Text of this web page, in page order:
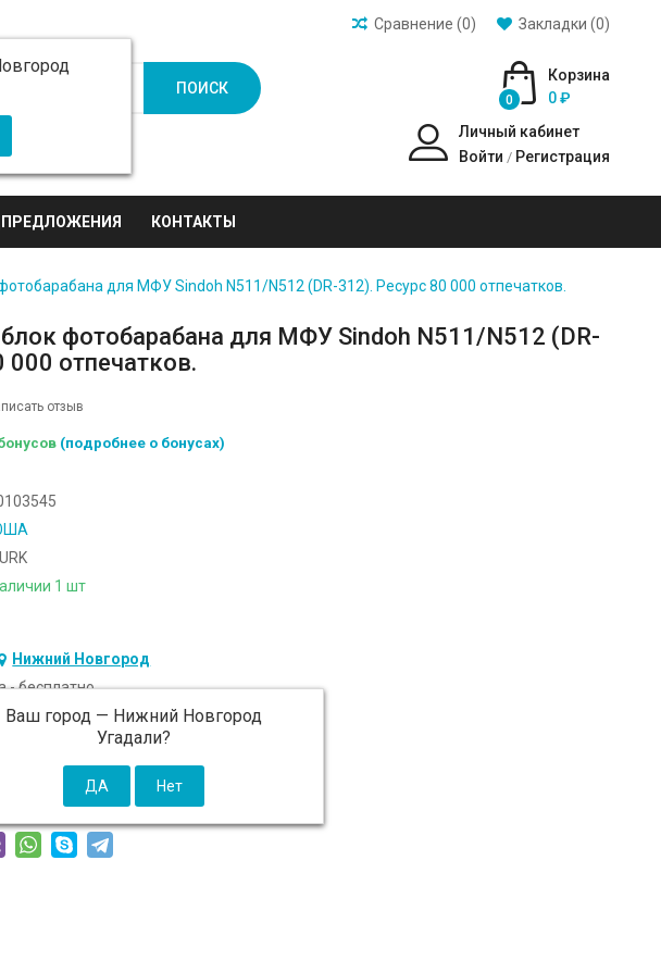
Закладки (0)
Сравнение (0)
ПОИСК
Корзина
0
0 ₽
Личный кабинет
Войти / Регистрация
КОНТАКТЫ
для МФУ Sindoh N511/N512 (DR-312). Ресурс 80 000 отпечатков.
фотобарабана для МФУ Sindoh N511/N512 (DR-
000 отпечатков.
отзыв
(подробнее о бонусах)
1 шт
Нижний Новгород
Ваш город — Нижний Новгород
Угадали?
- бесплатно
c 07 августа - 300 ₽ (от 5 000 ₽ бесплатно)